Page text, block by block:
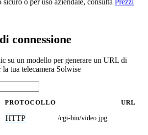
connessione
su un modello per generare un URL di
tua telecamera Solwise
PROTOCOLLO URL
HTTP /cgi-bin/video.jpg